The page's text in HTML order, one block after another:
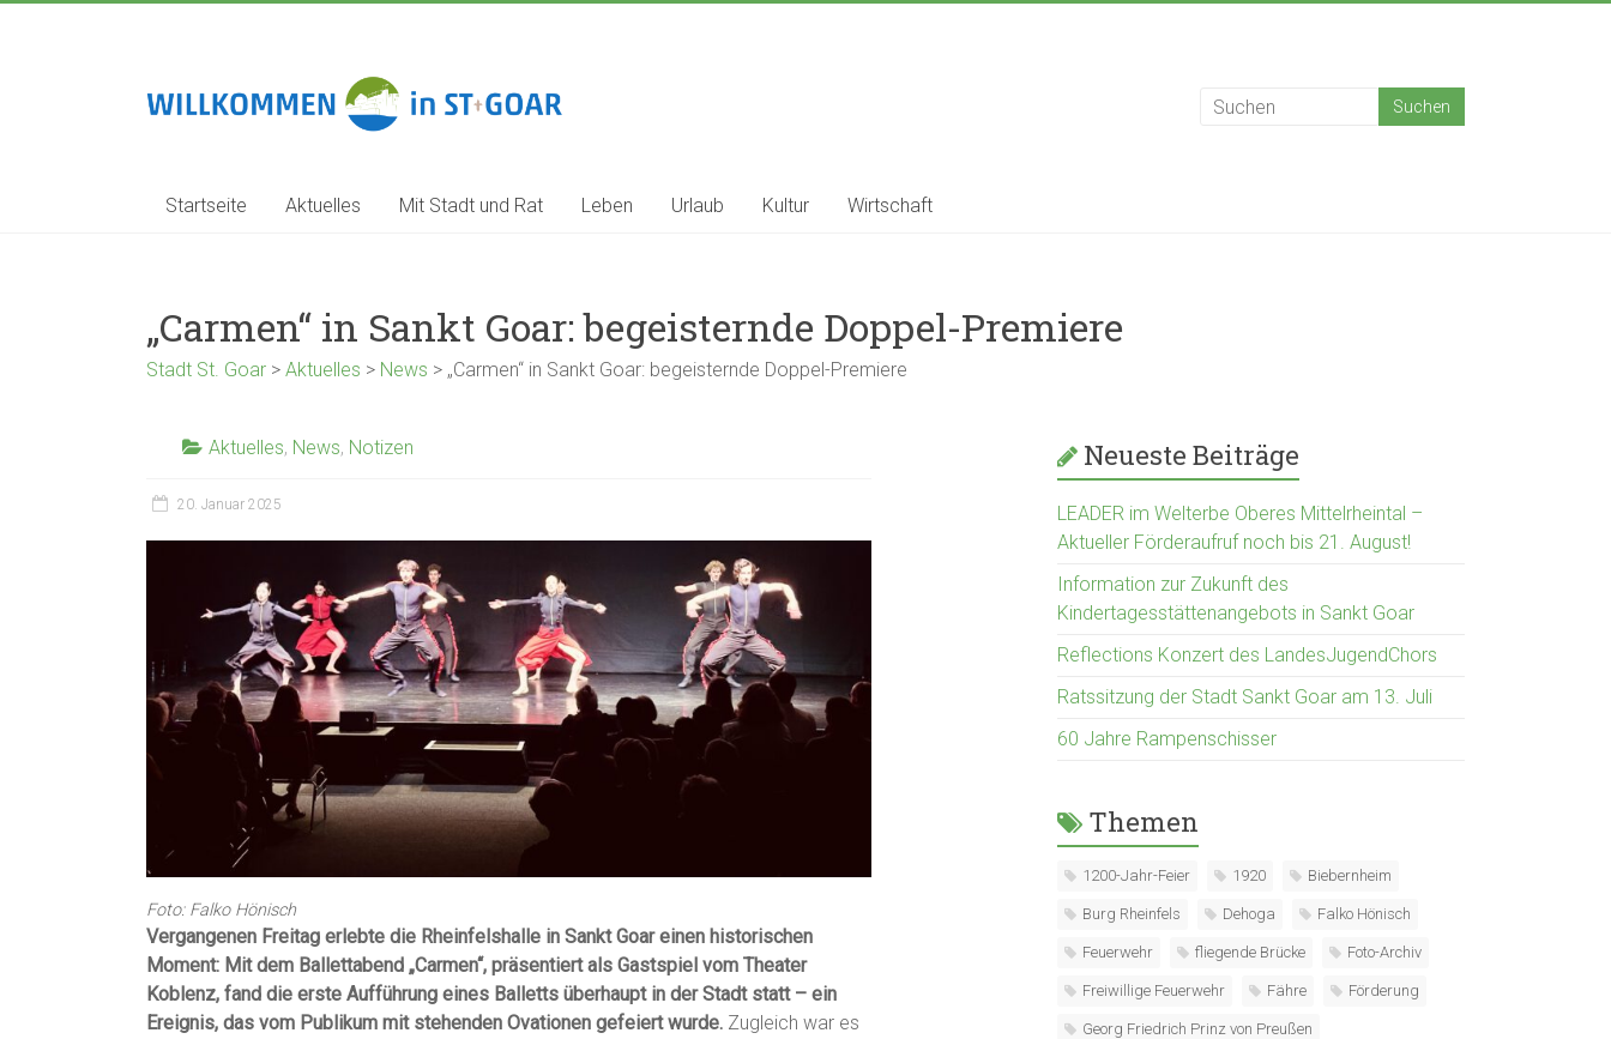
Stadt
Goar
Startseite Aktuelles Mit Stadt und Rat Leben Urlaub Kultur Wirtschaft
„Carmen“ in Sankt Goar: begeisternde Doppel-Premiere
Stadt St. Goar > Aktuelles > News > „Carmen“ in Sankt Goar: begeisternde Doppel-Premiere
Aktuelles, News, Notizen
20. Januar 2025
Foto: Falko Hönisch
Vergangenen Freitag erlebte die Rheinfelshalle in Sankt Goar einen historischen
Moment: Mit dem Ballettabend „Carmen“, präsentiert als Gastspiel vom Theater
Koblenz, fand die erste Aufführung eines Balletts überhaupt in der Stadt statt – ein
Ereignis, das vom Publikum mit stehenden Ovationen gefeiert wurde. Zugleich war es
Neueste Beiträge
LEADER im Welterbe Oberes Mittelrheintal –
Aktueller Förderaufruf noch bis 21. August!
Information zur Zukunft des
Kindertagesstättenangebots in Sankt Goar
Reflections Konzert des LandesJugendChors
Ratssitzung der Stadt Sankt Goar am 13. Juli
60 Jahre Rampenschisser
Themen
1200-Jahr-Feier 1920 Biebernheim
Burg Rheinfels Dehoga Falko Hönisch
Feuerwehr fliegende Brücke Foto-Archiv
Freiwillige Feuerwehr Fähre Förderung
Georg Friedrich Prinz von Preußen